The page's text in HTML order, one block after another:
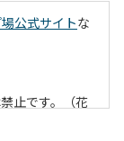
公式サイトな
止です。（花